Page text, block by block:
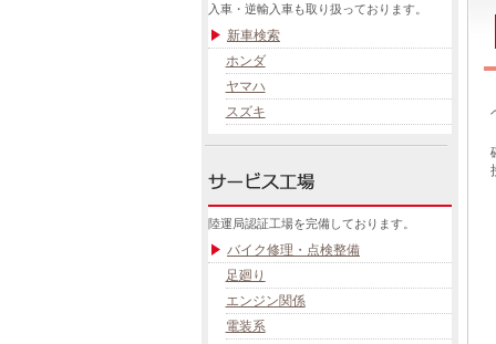
入車・逆輸入車も取り扱っております。
新車検索
ホンダ
ヤマハ
スズキ
陸運局認証工場を完備しております。
バイク修理・点検整備
足廻り
エンジン関係
電装系